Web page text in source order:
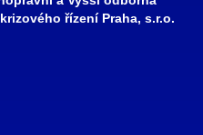
řízení Praha, s.r.o.